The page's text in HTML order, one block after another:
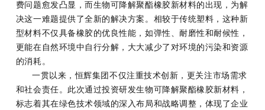
费问题愈发凸显，而生物可降解聚酯橡胶新材料的出现，为解
决这一难题提供了全新的解决方案。相较于传统塑料，这种新
型材料不仅具备橡胶的优良性能，如弹性、耐磨性和耐候性，
更能在自然环境中自行分解，大大减少了对环境的污染和资源
的消耗。
一贯以来，恒辉集团不仅注重技术创新，更关注市场需求
和社会责任。此次通过投资研发生物可降解聚酯橡胶新材料，
标志着其在绿色技术领域的深入布局和战略调整，体现了企业